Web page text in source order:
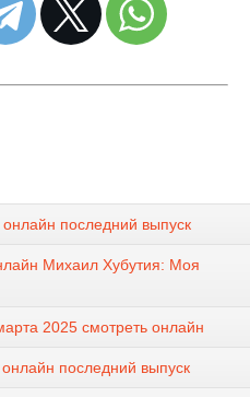
последний выпуск
Михаил Хубутия: Моя
2025 смотреть онлайн
последний выпуск